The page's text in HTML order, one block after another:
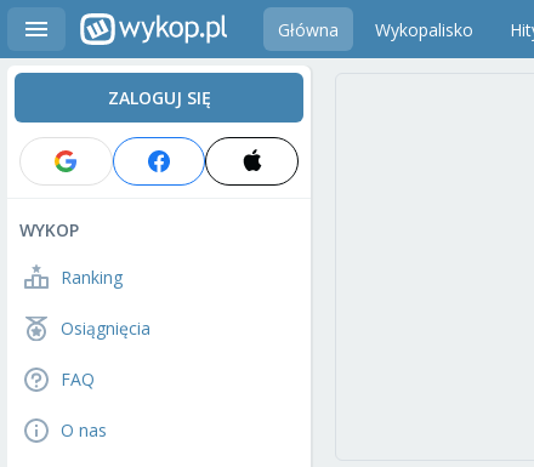
Główna Wykopalisko
ZALOGUJ SIĘ
WYKOP
Ranking
Osiągnięcia
FAQ
O nas